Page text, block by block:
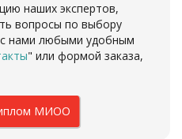
наших экспертов,
вопросы по выбору
с нами любыми удобным
" или формой заказа,
МИОО